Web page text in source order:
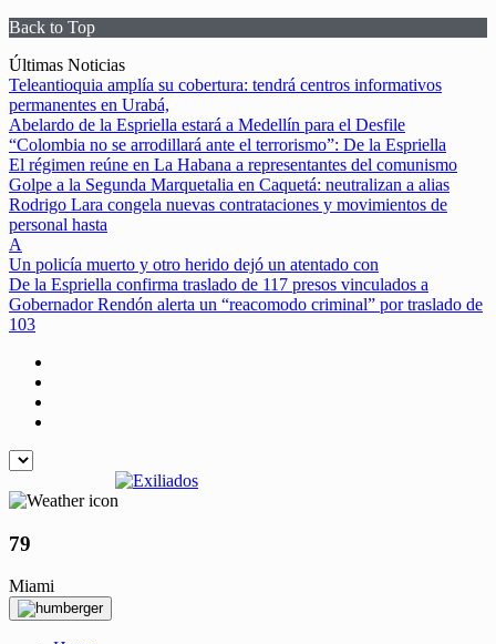
Back to Top
Skip
to
content
Últimas Noticias
Teleantioquia amplía su cobertura: tendrá centros informativos
permanentes en Urabá,
Abelardo de la Espriella estará a Medellín para el Desfile
“Colombia no se arrodillará ante el terrorismo”: De la Espriella
El régimen reúne en La Habana a representantes del comunismo
Golpe a la Segunda Marquetalia en Caquetá: neutralizan a alias
Rodrigo Lara congela nuevas contrataciones y movimientos de
personal hasta
A
Un policía muerto y otro herido dejó un atentado con
De la Espriella confirma traslado de 117 presos vinculados a
Gobernador Rendón alerta un “reacomodo criminal” por traslado de
103
79
Miami